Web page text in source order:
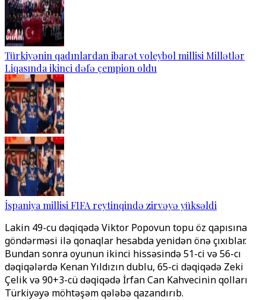
Türkiyənin qadınlardan ibarət voleybol millisi Millətlər
Liqasında ikinci dəfə çempion oldu
İspaniya millisi FIFA reytinqində zirvəyə yüksəldi
Lakin 49-cu dəqiqədə Viktor Popovun topu öz qapısına
göndərməsi ilə qonaqlar hesabda yenidən önə çıxıblar.
Bundan sonra oyunun ikinci hissəsində 51-ci və 56-cı
dəqiqələrdə Kenan Yıldızın dublu, 65-ci dəqiqədə Zeki
Çelik və 90+3-cü dəqiqədə İrfan Can Kahvecinin qolları
Türkiyəyə möhtəşəm qələbə qazandırıb.